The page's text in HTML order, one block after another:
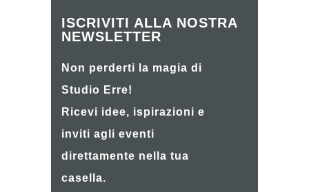
ISCRIVITI ALLA NOSTRA
NEWSLETTER
Non perderti la magia di
Studio Erre!
Ricevi idee, ispirazioni e
inviti agli eventi
direttamente nella tua
casella.